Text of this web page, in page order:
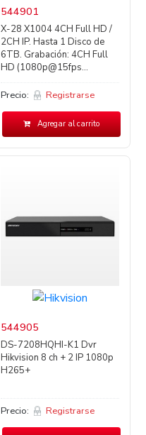
544901
X-28 X1004 4CH Full HD /
2CH IP. Hasta 1 Disco de
6TB. Grabación: 4CH Full
HD (1080p@15fps...
Precio: Registrarse
Agregar al carrito
544905
DS-7208HQHI-K1 Dvr
Hikvision 8 ch + 2 IP 1080p
H265+
Precio: Registrarse